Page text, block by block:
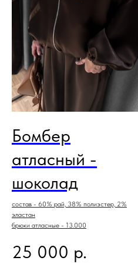
Бомбер
атласный -
шоколад
состав - 60% рай, 38% полиэстер, 2%
эластан
брюки атласные - 13.000
25 000 р.